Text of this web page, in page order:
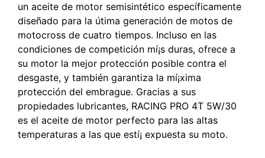
un aceite de motor semisintético especí­ficamente
diseñado para la útima generación de motos de
motocross de cuatro tiempos. Incluso en las
condiciones de competición mí¡s duras, ofrece a
su motor la mejor protección posible contra el
desgaste, y también garantiza la mí¡xima
protección del embrague. Gracias a sus
propiedades lubricantes, RACING PRO 4T 5W/30
es el aceite de motor perfecto para las altas
temperaturas a las que estí¡ expuesta su moto.